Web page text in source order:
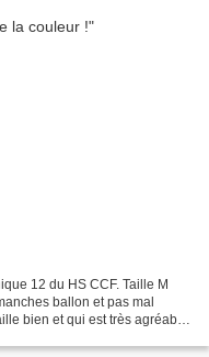
12 du HS CCF. Taille M
ballon et pas mal
bien et qui est très agréable